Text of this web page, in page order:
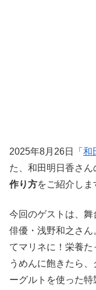
2025年8月26日「 和
た、和田明日香さん
作り方をご紹介しま
今回のゲストは、
俳優・浅野和之さん
てマリネに！栄養
うめんに飽きたら
ーグルトを使った